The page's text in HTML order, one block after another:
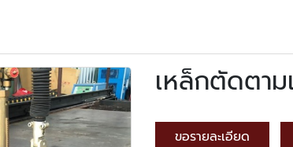
เหล็กตัดตา
ขอรายละเอียด